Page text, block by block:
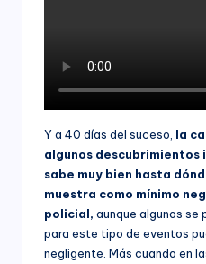
Y a 40 días del suceso, la
algunos descubrimientos
sabe muy bien hasta
muestra como mínimo
policial, aunque algunos
para este tipo de eventos
negligente. Más cuando en